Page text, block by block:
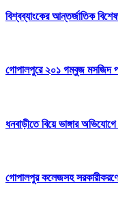
বিশ্বব্যাংকের আন্তর্জাতিক
গোপালপুরে ২০১ গম্বুজ মসজিদ
ধনবাড়ীতে বিয়ে ভাঙ্গার
গোপালপুর কলেজসহ